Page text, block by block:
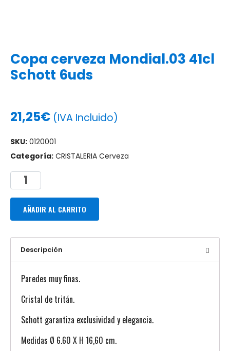
Copa cerveza Mondial.03 41cl
Schott 6uds
21,25€ (IVA Incluido)
SKU: 0120001
Categoría: CRISTALERIA Cerveza
AÑADIR AL CARRITO
Descripción
Paredes muy finas.
Cristal de tritán.
Schott garantiza exclusividad y elegancia.
Medidas Ø 6.60 X H 16,60 cm.